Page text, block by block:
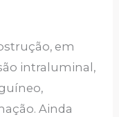
em
intraluminal,
Ainda